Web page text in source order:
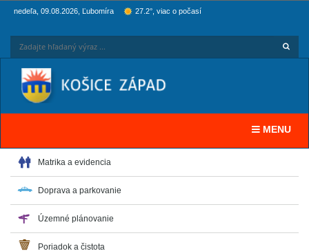
nedeľa, 09.08.2026, Ľubomíra 27.2°, viac o počasí
Toggle
MENU
Matrika a evidencia
Doprava a parkovanie
Územné plánovanie
Poriadok a čistota